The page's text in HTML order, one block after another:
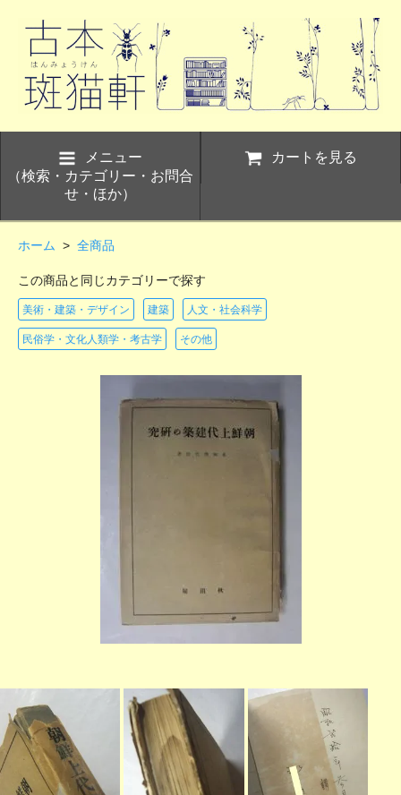
メニュー
（検索・カテゴリー・お問合
せ・ほか）
カートを見る
ホーム > 全商品
この商品と同じカテゴリーで探す
美術・建築・デザイン 建築 人文・社会科学
民俗学・文化人類学・考古学 その他